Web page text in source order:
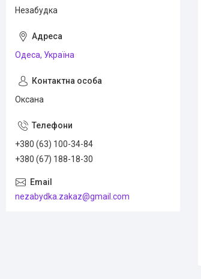
Незабудка
Одеса, Україна
Оксана
+380 (63) 100-34-84
+380 (67) 188-18-30
nezabydka.zakaz@gmail.com